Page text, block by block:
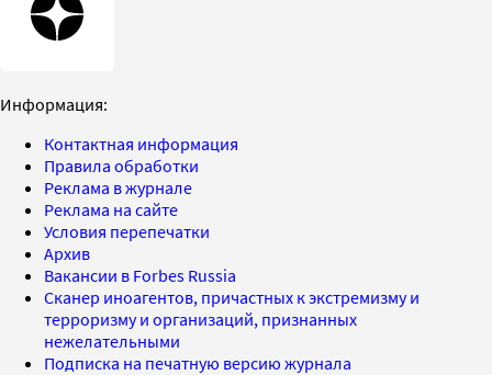
Информация:
Контактная информация
Правила обработки
Реклама в журнале
Реклама на сайте
Условия перепечатки
Архив
Вакансии в Forbes Russia
Сканер иноагентов, причастных к экстремизму и
терроризму и организаций, признанных
нежелательными
Подписка на печатную версию журнала